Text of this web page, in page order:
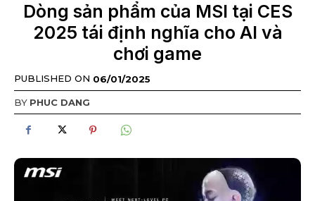
Dòng sản phẩm của MSI tại CES
2025 tái định nghĩa cho AI và
chơi game
PUBLISHED ON 06/01/2025
BY PHUC DANG